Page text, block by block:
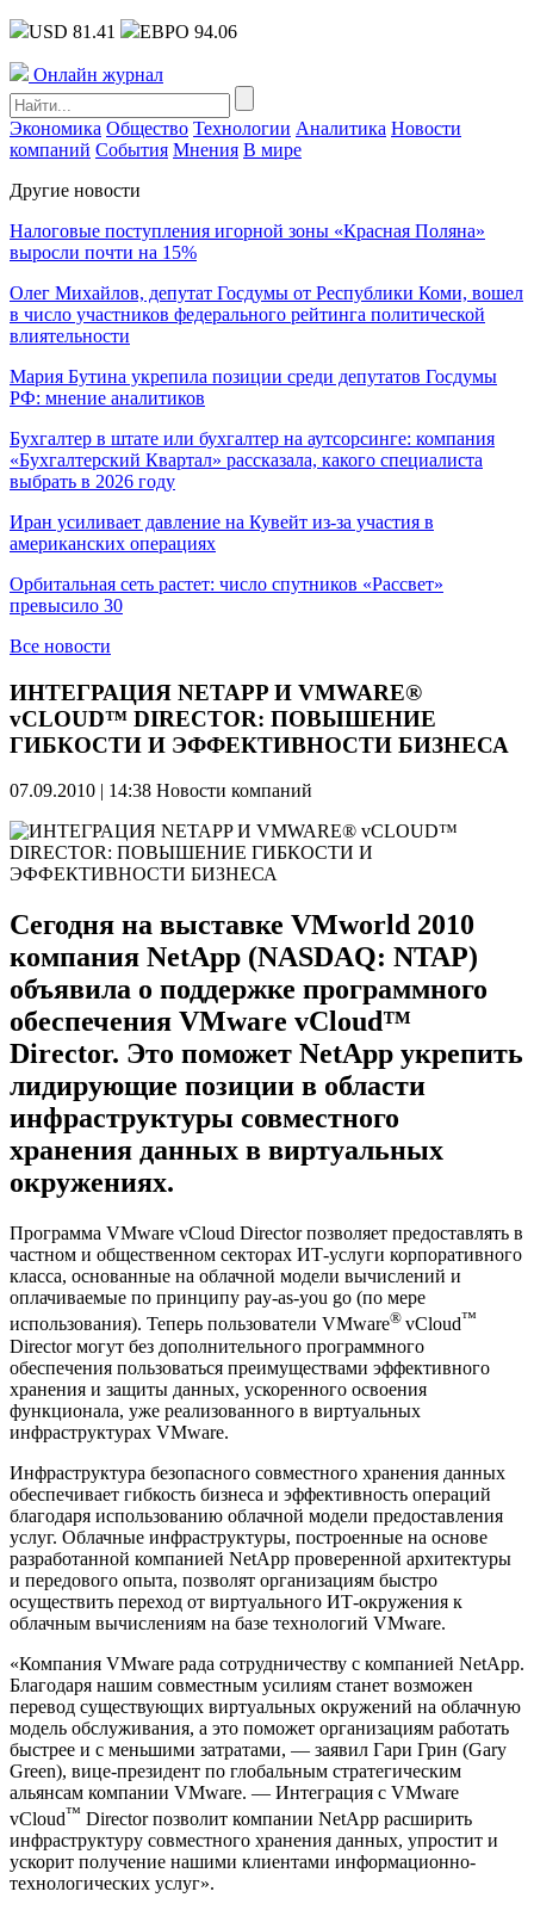
USD 81.41 ЕВРО 94.06
Онлайн журнал
Экономика Общество Технологии Аналитика Новости
компаний События Мнения В мире
Другие новости
Налоговые поступления игорной зоны «Красная Поляна»
выросли почти на 15%
Олег Михайлов, депутат Госдумы от Республики Коми, вошел
в число участников федерального рейтинга политической
влиятельности
Мария Бутина укрепила позиции среди депутатов Госдумы
РФ: мнение аналитиков
Бухгалтер в штате или бухгалтер на аутсорсинге: компания
«Бухгалтерский Квартал» рассказала, какого специалиста
выбрать в 2026 году
Иран усиливает давление на Кувейт из-за участия в
американских операциях
Орбитальная сеть растет: число спутников «Рассвет»
превысило 30
Все новости
ИНТЕГРАЦИЯ NETAPP И VMWARE®
vCLOUD™ DIRECTOR: ПОВЫШЕНИЕ
ГИБКОСТИ И ЭФФЕКТИВНОСТИ БИЗНЕСА
07.09.2010 | 14:38 Новости компаний
Сегодня на выставке VMworld 2010
компания NetApp (NASDAQ: NTAP)
объявила о поддержке программного
обеспечения VMware vCloud™
Director. Это поможет NetApp укрепить
лидирующие позиции в области
инфраструктуры совместного
хранения данных в виртуальных
окружениях.
Программа VMware vCloud Director позволяет предоставлять в
частном и общественном секторах ИТ-услуги корпоративного
класса, основанные на облачной модели вычислений и
оплачиваемые по принципу pay-as-you go (по мере
использования). Теперь пользователи VMware® vCloud™
Director могут без дополнительного программного
обеспечения пользоваться преимуществами эффективного
хранения и защиты данных, ускоренного освоения
функционала, уже реализованного в виртуальных
инфраструктурах VMware.
Инфраструктура безопасного совместного хранения данных
обеспечивает гибкость бизнеса и эффективность операций
благодаря использованию облачной модели предоставления
услуг. Облачные инфраструктуры, построенные на основе
разработанной компанией NetApp проверенной архитектуры
и передового опыта, позволят организациям быстро
осуществить переход от виртуального ИТ-окружения к
облачным вычислениям на базе технологий VMware.
«Компания VMware рада сотрудничеству с компанией NetApp.
Благодаря нашим совместным усилиям станет возможен
перевод существующих виртуальных окружений на облачную
модель обслуживания, а это поможет организациям работать
быстрее и с меньшими затратами, — заявил Гари Грин (Gary
Green), вице-президент по глобальным стратегическим
альянсам компании VMware. — Интеграция с VMware
vCloud™ Director позволит компании NetApp расширить
инфраструктуру совместного хранения данных, упростит и
ускорит получение нашими клиентами информационно-
технологических услуг».